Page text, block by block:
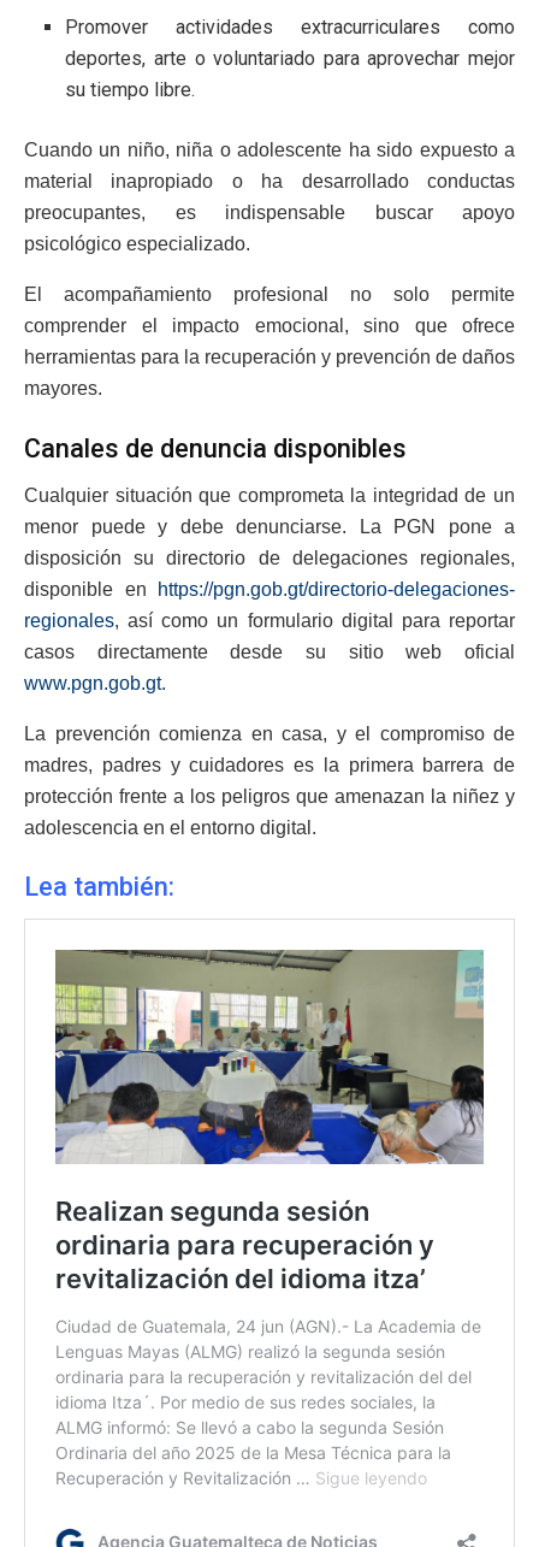
Promover actividades extracurriculares como
deportes, arte o voluntariado para aprovechar mejor
su tiempo libre.
Cuando un niño, niña o adolescente ha sido expuesto a
material inapropiado o ha desarrollado conductas
preocupantes, es indispensable buscar apoyo
psicológico especializado.
El acompañamiento profesional no solo permite
comprender el impacto emocional, sino que ofrece
herramientas para la recuperación y prevención de daños
mayores.
Canales de denuncia disponibles
Cualquier situación que comprometa la integridad de un
menor puede y debe denunciarse. La PGN pone a
disposición su directorio de delegaciones regionales,
disponible en
https://pgn.gob.gt/directorio-delegaciones-
regionales, así como un formulario digital para reportar
casos directamente desde su sitio web oficial
www.pgn.gob.gt.
La prevención comienza en casa, y el compromiso de
madres, padres y cuidadores es la primera barrera de
protección frente a los peligros que amenazan la niñez y
adolescencia en el entorno digital.
Lea también: